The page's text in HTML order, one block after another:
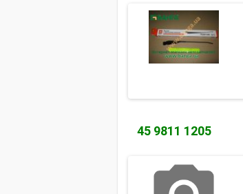
45 9811 1205